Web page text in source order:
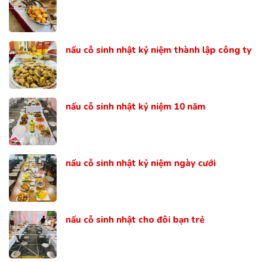
nấu cỗ sinh nhật kỷ niệm thành lập công ty
nấu cỗ sinh nhật kỷ niệm 10 năm
nấu cỗ sinh nhật kỷ niệm ngày cưới
nấu cỗ sinh nhật cho đôi bạn trẻ